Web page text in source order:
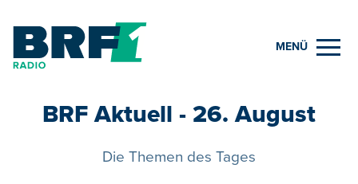
MENÜ
BRF Aktuell - 26. August
Die Themen des Tages